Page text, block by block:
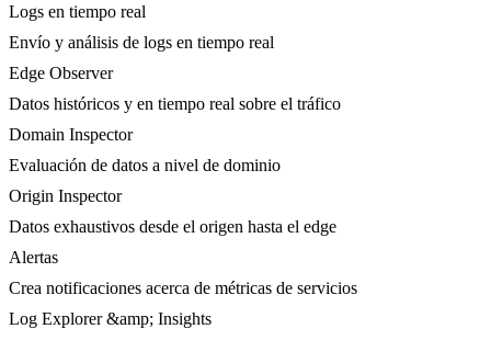
Logs en tiempo real
Envío y análisis de logs en tiempo real
Edge Observer
Datos históricos y en tiempo real sobre el tráfico
Domain Inspector
Evaluación de datos a nivel de dominio
Origin Inspector
Datos exhaustivos desde el origen hasta el edge
Alertas
Crea notificaciones acerca de métricas de servicios
Log Explorer &amp; Insights